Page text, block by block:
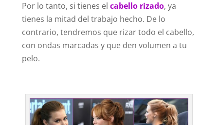
Por lo tanto, si tienes el cabello rizado, ya
tienes la mitad del trabajo hecho. De lo
contrario, tendremos que rizar todo el cabello,
con ondas marcadas y que den volumen a tu
pelo.